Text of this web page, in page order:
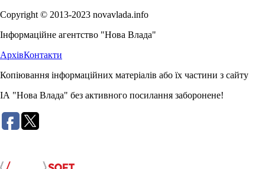
Copyright © 2013-2023 novavlada.info
Інформаційне агентство "Нова Влада"
АрхівКонтакти
Копіювання інформаційних матеріалів або їх частини з сайту
ІА "Нова Влада" без активного посилання заборонене!